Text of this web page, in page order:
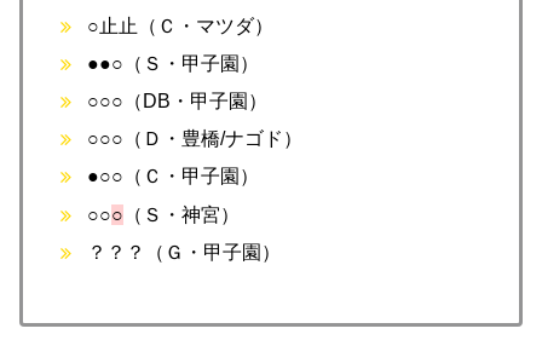
○止止（Ｃ・マツダ）
●●○（Ｓ・甲子園）
○○○（DB・甲子園）
○○○（Ｄ・豊橋/ナゴド）
●○○（Ｃ・甲子園）
○○○ （Ｓ・神宮）
？？？（Ｇ・甲子園）